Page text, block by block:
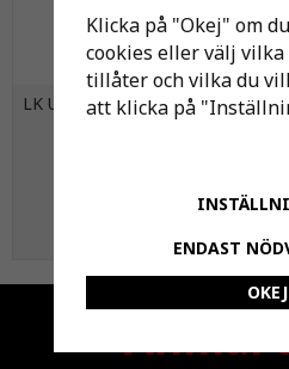
LK Universalrör A16 RiR Extra
Anmäl
Klicka på "Okej" om
cookies eller välj vilka
tillåter och vilka du
att klicka på
ENDAST
OKEJ